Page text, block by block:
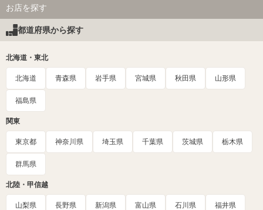
お店を探す
都道府県から探す
北海道・東北
北海道 青森県 岩手県 宮城県 秋田県 山形県
福島県
関東
東京都 神奈川県 埼玉県 千葉県 茨城県 栃木県
群馬県
北陸・甲信越
山梨県 長野県 新潟県 富山県 石川県 福井県